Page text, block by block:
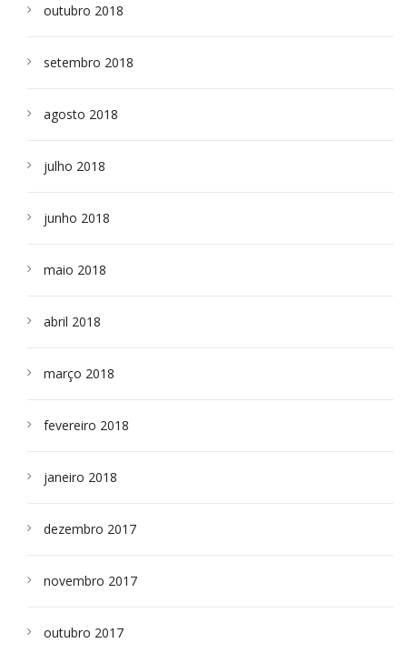
outubro 2018
setembro 2018
agosto 2018
julho 2018
junho 2018
maio 2018
abril 2018
março 2018
fevereiro 2018
janeiro 2018
dezembro 2017
novembro 2017
outubro 2017